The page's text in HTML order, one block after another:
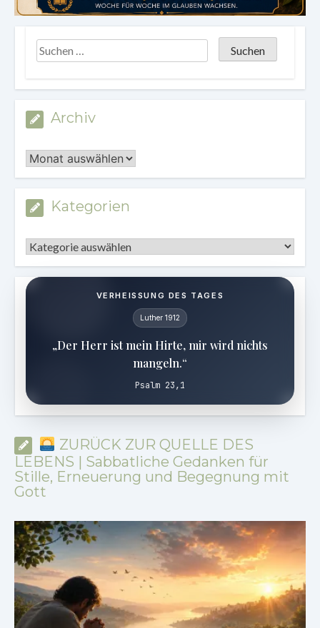
Archiv
Archiv
Kategorien
Kategorien
VERHEISSUNG DES TAGES
Luther 1912
„Der Herr ist mein Hirte, mir wird nichts
mangeln.“
Psalm 23,1
ZURÜCK ZUR QUELLE DES
LEBENS | Sabbatliche Gedanken für
Stille, Erneuerung und Begegnung mit
Gott